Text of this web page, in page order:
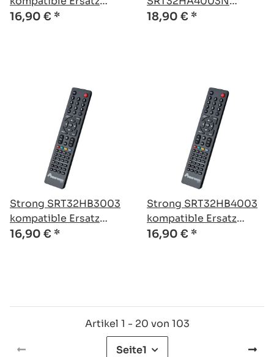
Fernbedienung
16,90 € *
kompatible Ersatz
18,90 € *
Strong SRT32HB3003
kompatible Ersatz
Fernbedienung
16,90 € *
Strong SRT32HB4003
kompatible Ersatz
Fernbedienung
16,90 € *
Artikel 1 - 20 von 103
Seite1